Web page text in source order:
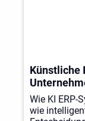
Künstliche
Wie KI ERP-
wie